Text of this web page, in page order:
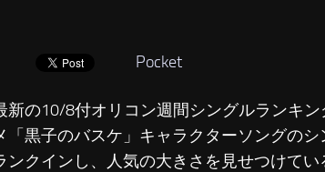
Pocket
新の10/8付オリコン週間シングルランキン
「黒子のバスケ」キャラクターソングの
ンクインし、人気の大きさを見せつけてい